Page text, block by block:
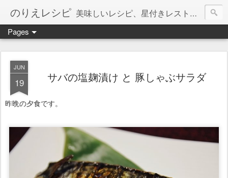
のりえレシピ 美味しいレシピ、星付きレストラン、絶品お取り寄せを紹介しています。
Pages
JUN
19 サバの塩麹漬け と 豚しゃぶサラダ
昨晩の夕食です。